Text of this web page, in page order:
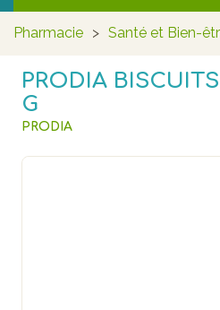
Pharmacie > Santé et Bien-
PRODIA
G
PRODIA